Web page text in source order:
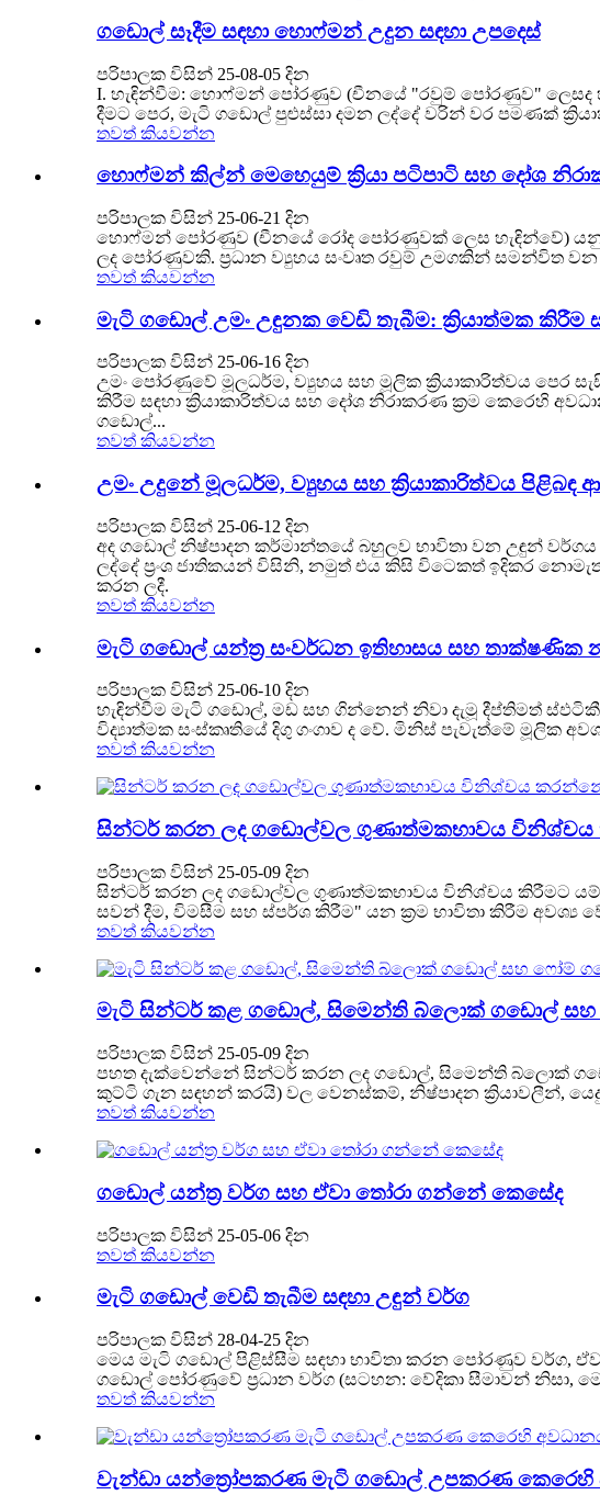
ගඩොල් සෑදීම සඳහා හොෆ්මන් උදුන සඳහා උපදෙස්
පරිපාලක විසින් 25-08-05 දින
I. හැඳින්වීම: හොෆ්මන් පෝරණුව (චීනයේ "රවුම් පෝරණුව" ලෙසද
දීමට පෙර, මැටි ගඩොල් පුළුස්සා දමන ලද්දේ වරින් වර පමණක්
තවත් කියවන්න
හොෆ්මන් කිල්න් මෙහෙයුම් ක්‍රියා පටිපාටි සහ දෝශ
පරිපාලක විසින් 25-06-21 දින
හොෆ්මන් පෝරණුව (චීනයේ රෝද පෝරණුවක් ලෙස හැඳින්වේ) යනු
ලද පෝරණුවකි. ප්‍රධාන ව්‍යුහය සංවෘත රවුම් උමගකින් සමන්විත
තවත් කියවන්න
මැටි ගඩොල් උමං උඳුනක වෙඩි තැබීම: ක්‍රියාත්මක
පරිපාලක විසින් 25-06-16 දින
උමං පෝරණුවේ මූලධර්ම, ව්‍යුහය සහ මූලික ක්‍රියාකාරිත්වය පෙර
කිරීම සඳහා ක්‍රියාකාරිත්වය සහ දෝශ නිරාකරණ ක්‍රම කෙරෙහි
ගඩොල්...
තවත් කියවන්න
උමං උදුනේ මූලධර්ම, ව්‍යුහය සහ ක්‍රියාකාරිත්වය
පරිපාලක විසින් 25-06-12 දින
අද ගඩොල් නිෂ්පාදන කර්මාන්තයේ බහුලව භාවිතා වන උඳුන්
ලද්දේ ප්‍රංශ ජාතිකයන් විසිනි, නමුත් එය කිසි විටෙකත් ඉදිකර
කරන ලදී.
තවත් කියවන්න
මැටි ගඩොල් යන්ත්‍ර සංවර්ධන ඉතිහාසය සහ තාක්ෂණික
පරිපාලක විසින් 25-06-10 දින
හැඳින්වීම මැටි ගඩොල්, මඩ සහ ගින්නෙන් නිවා දැමූ දීප්තිමත්
විද්‍යාත්මක සංස්කෘතියේ දිගු ගංගාව ද වේ. මිනිස් පැවැත්මේ මූලික
තවත් කියවන්න
සින්ටර් කරන ලද ගඩොල්වල ගුණාත්මකභාවය විනිශ්චය
පරිපාලක විසින් 25-05-09 දින
සින්ටර් කරන ලද ගඩොල්වල ගුණාත්මකභාවය විනිශ්චය කිරීමට යම්
සවන් දීම, විමසීම සහ ස්පර්ශ කිරීම" යන ක්‍රම භාවිතා කිරීම අවශ්‍ය
තවත් කියවන්න
මැටි සින්ටර් කළ ගඩොල්, සිමෙන්ති බ්ලොක් ගඩොල්
පරිපාලක විසින් 25-05-09 දින
පහත දැක්වෙන්නේ සින්ටර් කරන ලද ගඩොල්, සිමෙන්ති බ්ලොක්
කුට්ටි ගැන සඳහන් කරයි) වල වෙනස්කම්, නිෂ්පාදන ක්‍රියාවලීන්,
තවත් කියවන්න
ගඩොල් යන්ත්‍ර වර්ග සහ ඒවා තෝරා ගන්නේ කෙසේද
පරිපාලක විසින් 25-05-06 දින
තවත් කියවන්න
මැටි ගඩොල් වෙඩි තැබීම සඳහා උඳුන් වර්ග
පරිපාලක විසින් 28-04-25 දින
මෙය මැටි ගඩොල් පිළිස්සීම සඳහා භාවිතා කරන පෝරණුව වර්ග,
ගඩොල් පෝරණුවේ ප්‍රධාන වර්ග (සටහන: වේදිකා සීමාවන් නිසා,
තවත් කියවන්න
වැන්ඩා යන්ත්‍රෝපකරණ මැටි ගඩොල් උපකරණ කෙරෙහි